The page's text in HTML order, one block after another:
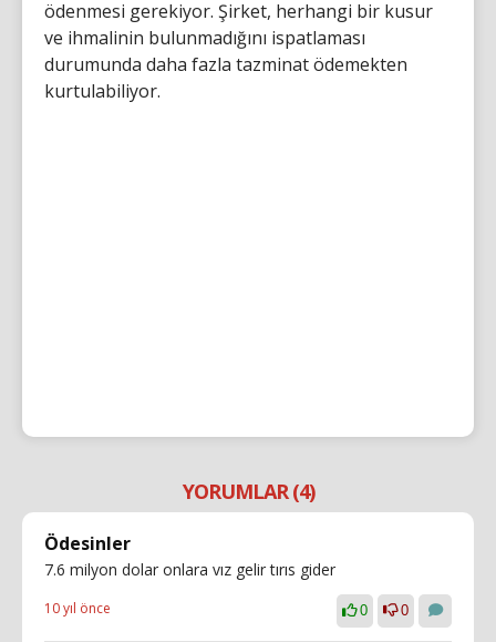
ödenmesi gerekiyor. Şirket, herhangi bir kusur
ve ihmalinin bulunmadığını ispatlaması
durumunda daha fazla tazminat ödemekten
kurtulabiliyor.
YORUMLAR (4)
Ödesinler
7.6 milyon dolar onlara vız gelir tırıs gider
10 yıl önce 0 0